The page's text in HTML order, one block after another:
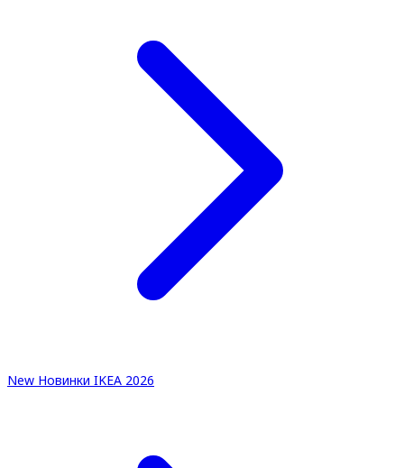
New Новинки IKEA 2026